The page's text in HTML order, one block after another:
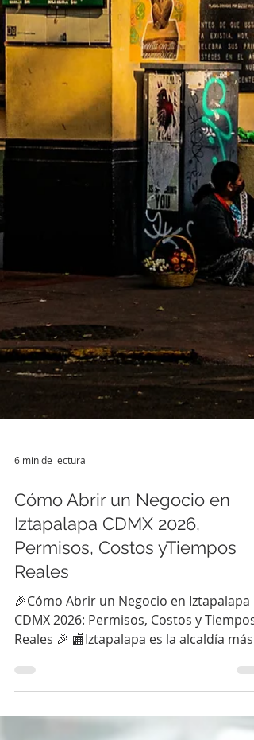
6 min de lectura
Cómo Abrir un Negocio en
Iztapalapa CDMX 2026,
Permisos, Costos yTiempos